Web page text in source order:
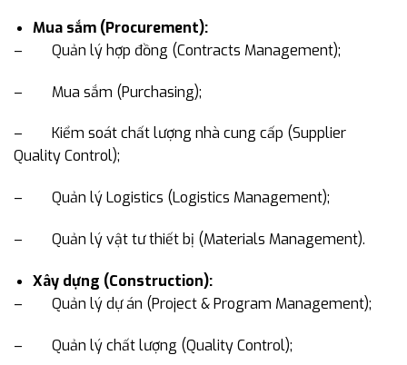
Mua sắm (Procurement):
– Quản lý hợp đồng (Contracts Management);
– Mua sắm (Purchasing);
– Kiểm soát chất lượng nhà cung cấp (Supplier
Quality Control);
– Quản lý Logistics (Logistics Management);
– Quản lý vật tư thiết bị (Materials Management).
Xây dựng (Construction):
– Quản lý dự án (Project & Program Management);
– Quản lý chất lượng (Quality Control);